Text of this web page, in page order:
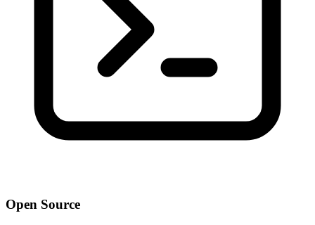
Open Source